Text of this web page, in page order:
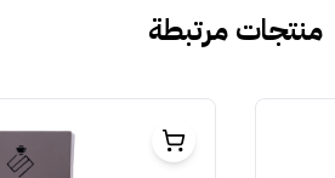
منتجات مرتبطة